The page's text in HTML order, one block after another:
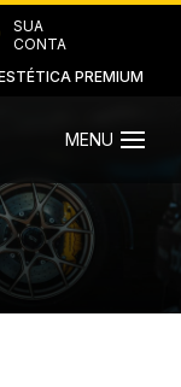
SUA
CONTA
PREMIUM